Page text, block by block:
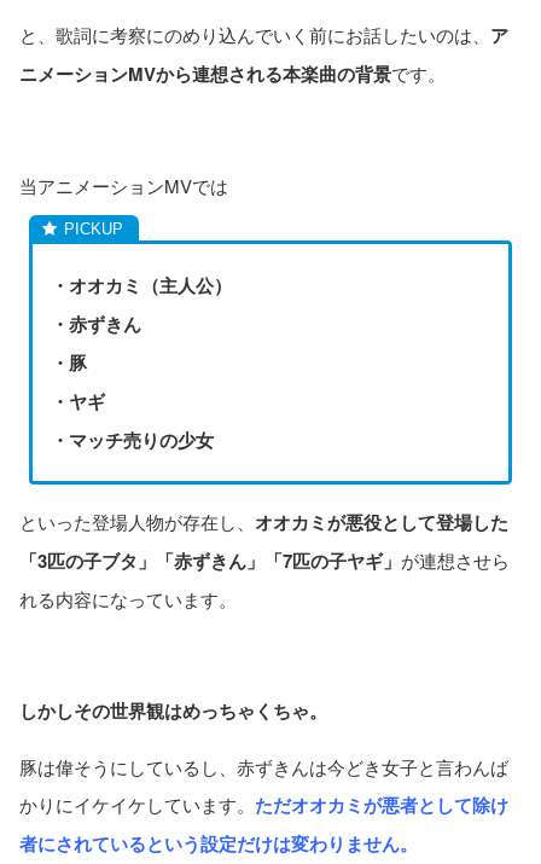
と、歌詞に考察にのめり込んでいく前にお話したいのは、 ア
ニメーションMVから連想される本楽曲の背景です。
当アニメーションMVでは
・オオカミ（主人公）
・赤ずきん
・豚
・ヤギ
・マッチ売りの少女
といった登場人物が存在し、 オオカミが悪役として登場した
「3匹の子ブタ」「赤ずきん」「7匹の子ヤギ」 が連想させら
れる内容になっています。
しかしその世界観はめっちゃくちゃ。
豚は偉そうにしているし、赤ずきんは今どき女子と言わんば
かりにイケイケしています。 ただオオカミが悪者として除け
者にされているという設定だけは変わりません。